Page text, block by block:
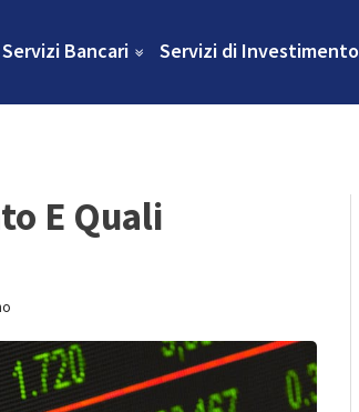
Servizi Bancari Servizi di Investimento
E Quali